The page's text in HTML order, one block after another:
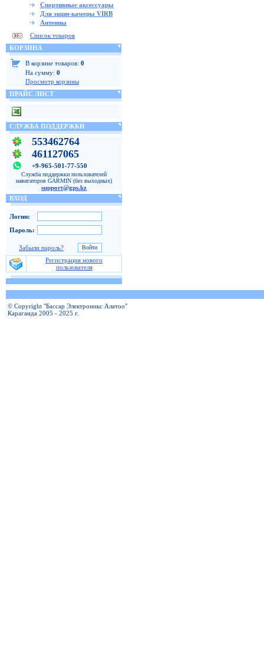
Спортивные аксессуары
Для экшн-камеры VIRB
Антенны
Список товаров
КОРЗИНА
В корзине товаров: 0
На сумму: 0
Просмотр корзины
ПРАЙС ЛИСТ
СЛУЖБА ПОДДЕРЖКИ
553462764
461127065
+9-965-501-77-550
Служба поддержки пользователей
навигаторов GARMIN (без выходных)
support@gps.kz
ВХОД
Логин:
Пароль:
Забыли пароль?
Регистрация нового
пользователя
© Copyright "Бассар Электроникс Алатоо"
Караганда 2005 - 2025 г.